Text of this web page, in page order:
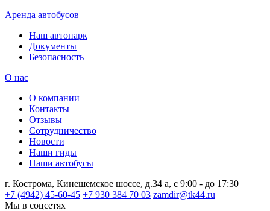
Аренда автобусов
Наш автопарк
Документы
Безопасность
О нас
О компании
Контакты
Отзывы
Сотрудничество
Новости
Наши гиды
Наши автобусы
г. Кострома, Кинешемское шоссе, д.34 а, с 9:00 - до 17:30
+7 (4942) 45-60-45 +7 930 384 70 03 zamdir@tk44.ru
Мы в соцсетях